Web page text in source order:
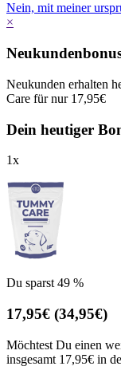
Nein, mit meiner
×
Neukunden erhalten
Care für nur 17,95€
Dein heutiger
1x
Du sparst 49 %
17,95€ (34,95€)
Möchtest Du einen
insgesamt 17,95€ in